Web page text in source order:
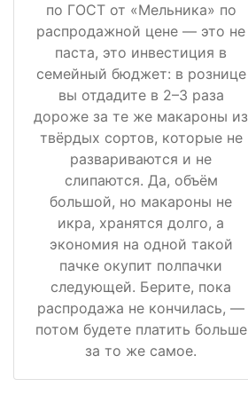
по ГОСТ от «Мельника» по
распродажной цене — это не
паста, это инвестиция в
семейный бюджет: в рознице
вы отдадите в 2–3 раза
дороже за те же макароны из
твёрдых сортов, которые не
развариваются и не
слипаются. Да, объём
большой, но макароны не
икра, хранятся долго, а
экономия на одной такой
пачке окупит полпачки
следующей. Берите, пока
распродажа не кончилась, —
потом будете платить больше
за то же самое.